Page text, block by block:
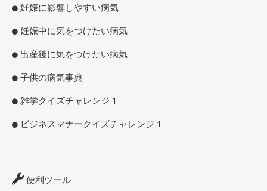
妊娠に影響しやすい病気
妊娠中に気をつけたい病気
出産後に気をつけたい病気
子供の病気事典
雑学クイズチャレンジ 1
ビジネスマナークイズチャレンジ 1
便利ツール